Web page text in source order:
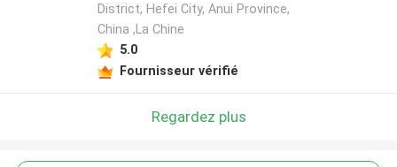
District, Hefei City, Anui Province,
China ,La Chine
5.0
Fournisseur vérifié
Regardez plus